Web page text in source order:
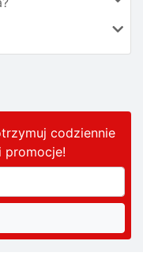
codziennie
!